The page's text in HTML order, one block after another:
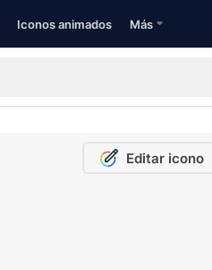
Iconos animados Más
Editar icono